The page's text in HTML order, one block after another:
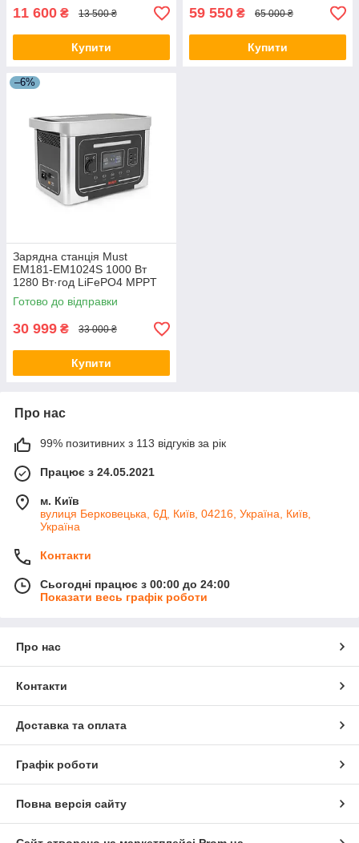
11 600 ₴ 13 500 ₴
Купити
59 550 ₴ 65 000 ₴
Купити
–6%
Зарядна станція Must
EM181-EM1024S 1000 Вт
1280 Вт·год LiFePO4 MPPT
25A LCD 12VDC 2xAC 220V
4xUSB
Готово до відправки
30 999 ₴ 33 000 ₴
Купити
Про нас
99% позитивних з 113 відгуків за рік
Працює з 24.05.2021
м. Київ
вулиця Берковецька, 6Д, Київ, 04216, Україна, Київ,
Україна
Контакти
Сьогодні працює з 00:00 до 24:00
Показати весь графік роботи
Про нас
Контакти
Доставка та оплата
Графік роботи
Повна версія сайту